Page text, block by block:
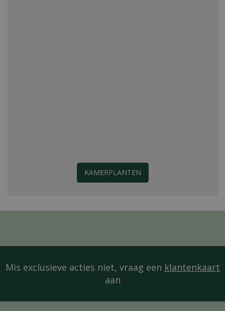
KAMERPLANTEN
Mis exclusieve acties niet, vraag een klantenkaart
aan